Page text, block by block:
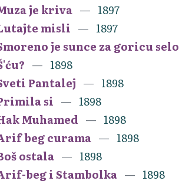
je kriva
1897
misli
1897
je sunce za goricu selo
1898
Pantalej
1898
si
1898
Muhamed
1898
beg curama
1898
ostala
1898
beg i Stambolka
1898